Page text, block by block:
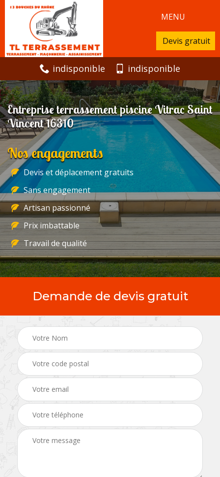
MENU
Devis gratuit
indisponible indisponible
Entreprise terrassement piscine Vitrac Saint
Vincent 16310
Nos engagements
Devis et déplacement gratuits
Sans engagement
Artisan passionné
Prix imbattable
Travail de qualité
Demande de devis gratuit